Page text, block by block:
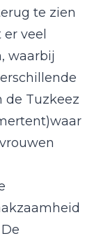
te zien
veel
waarbij
de Tuzkeez